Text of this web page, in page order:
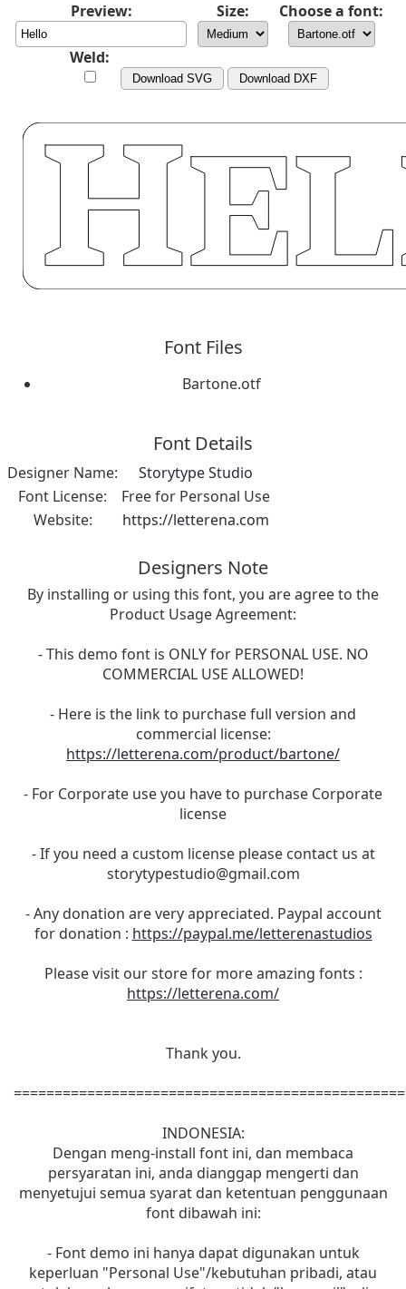
Preview: Size: Choose a font:
Weld:
Download SVG Download DXF
Font Files
Bartone.otf
Font Details
Designer Name:
Storytype Studio
Font License:
Free for Personal Use
Website:
https://letterena.com
Designers Note
By installing or using this font, you are agree to the
Product Usage Agreement:
- This demo font is ONLY for PERSONAL USE. NO
COMMERCIAL USE ALLOWED!
- Here is the link to purchase full version and
commercial license:
https://letterena.com/product/bartone/
- For Corporate use you have to purchase Corporate
license
- If you need a custom license please contact us at
storytypestudio@gmail.com
- Any donation are very appreciated. Paypal account
for donation : https://paypal.me/letterenastudios
Please visit our store for more amazing fonts :
https://letterena.com/
Thank you.
INDONESIA:
Dengan meng-install font ini, dan membaca
persyaratan ini, anda dianggap mengerti dan
menyetujui semua syarat dan ketentuan penggunaan
font dibawah ini:
- Font demo ini hanya dapat digunakan untuk
keperluan "Personal Use"/kebutuhan pribadi, atau